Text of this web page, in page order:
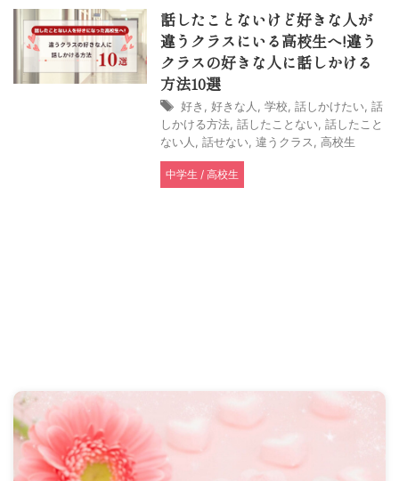
話したことないけど好きな人が
違うクラスにいる高校生へ!違う
クラスの好きな人に話しかける
方法10選
好き 好きな人 学校 話しかけたい 話
しかける方法 話したことない 話したこと
ない人
話せない 違うクラス 高校生
中学生 / 高校生